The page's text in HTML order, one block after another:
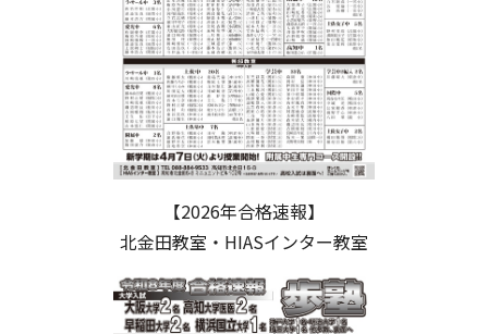
【2026年合格速報】
北金田教室・HIASインター教室